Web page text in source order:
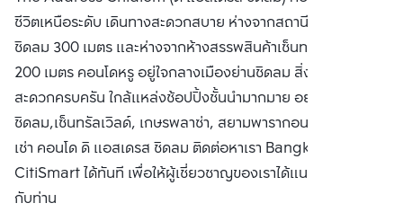
ชีวิตเหนือระดับ เดินทางสะดวกสบาย ห่างจากสถานีรถไฟฟ้า BTS
ชิดลม 300 เมตร และห่างจากห้างสรรพสินค้าเซ็นทรัล ชิดลม
200 เมตร คอนโดหรู อยู่ใจกลางเมืองย่านชิดลม สิ่งอำนวย
สะดวกครบครัน ใกล้แหล่งช้อปปิ้งชั้นนำมากมาย อย่าง เซ็นทรัล
ชิดลม,เซ็นทรัลเวิลด์, เกษรพลาซ่า, สยามพารากอน ซื้อ ขาย หรือ
เช่า คอนโด ดิ แอสเดรส ชิดลม ติดต่อหาเรา Bangkok
CitiSmart ได้ทันที เพื่อให้ผู้เชี่ยวชาญของเราได้แนะนำคอนโดให้
กับท่าน